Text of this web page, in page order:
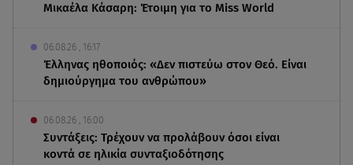
Μικαέλα Κάσαρη: Έτοιμη για το Miss World
06.08.26 , 16:17
Έλληνας ηθοποιός: «Δεν πιστεύω στον Θεό. Είναι
δημιούργημα του ανθρώπου»
06.08.26 , 16:00
Συντάξεις: Τρέχουν να προλάβουν όσοι είναι
κοντά σε ηλικία συνταξιοδότησης